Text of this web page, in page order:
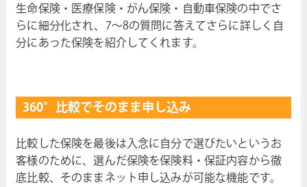
生命保険・医療保険・がん保険・自動車保険の中でさ
らに細分化され、7～8の質問に答えてさらに詳しく自
分にあった保険を紹介してくれます。
360°比較でそのまま申し込み
比較した保険を最後は入念に自分で選びたいというお
客様のために、選んだ保険を保険料・保証内容から徹
底比較、そのままネット申し込みが可能な機能です。